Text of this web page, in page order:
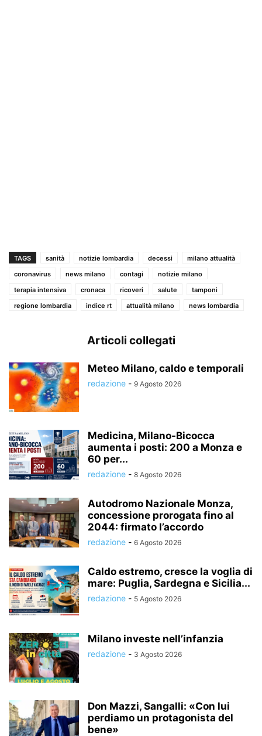
TAGS sanità notizie lombardia decessi
milano attualità
coronavirus
news milano contagi
notizie milano
terapia intensiva
cronaca ricoveri salute
tamponi
regione lombardia
indice rt attualità milano news lombardia
Articoli collegati
Meteo Milano, caldo e temporali
redazione - 9 Agosto 2026
Medicina, Milano-Bicocca
aumenta i posti: 200 a Monza e
60 per...
redazione - 8 Agosto 2026
Autodromo Nazionale Monza,
concessione prorogata fino al
2044: firmato l’accordo
redazione - 6 Agosto 2026
Caldo estremo, cresce la voglia di
mare: Puglia, Sardegna e Sicilia...
redazione - 5 Agosto 2026
Milano investe nell’infanzia
redazione - 3 Agosto 2026
Don Mazzi, Sangalli: «Con lui
perdiamo un protagonista del
bene»